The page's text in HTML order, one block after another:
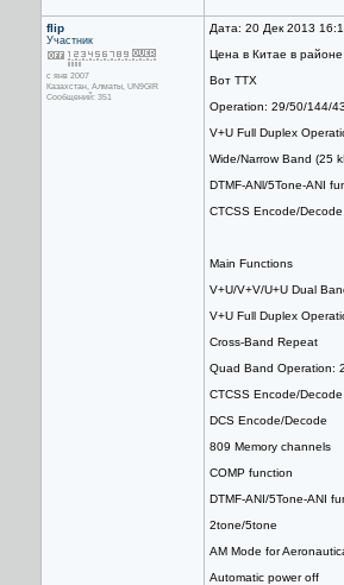
flip
Участник
с янв 2007
Казахстан, Алматы, UN9GIR
Сообщений: 351
Дата: 20 Дек 2013
Цена в Китае в
Вот ТТХ
Operation: 29/50/144/
V+U Full Duplex
Wide/Narrow Band (25
DTMF-ANl/5Tone-ANI
CTCSS Encode/Decode
Main Functions
V+U/V+V/U+U Dual
V+U Full Duplex
Cross-Band Repeat
Quad Band Operation:
CTCSS Encode/Decode
DCS Encode/Decode
809 Memory channels
COMP function
DTMF-ANI/5Tone-ANI
2tone/5tone
AM Mode for
Automatic power off